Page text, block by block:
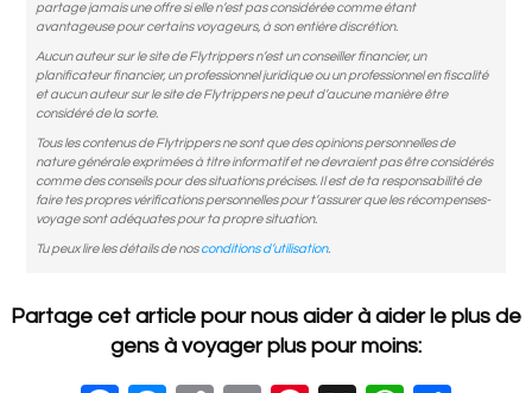
partage jamais une offre si elle n’est pas considérée comme étant
avantageuse pour certains voyageurs, à son entière discrétion.
Aucun auteur sur le site de Flytrippers n’est un conseiller financier, un
planificateur financier, un professionnel juridique ou un professionnel en fiscalité
et aucun auteur sur le site de Flytrippers ne peut d’aucune manière être
considéré de la sorte.
Tous les contenus de Flytrippers ne sont que des opinions personnelles de
nature générale exprimées à titre informatif et ne devraient pas être considérés
comme des conseils pour des situations précises. Il est de ta responsabilité de
faire tes propres vérifications personnelles pour t’assurer que les récompenses-
voyage sont adéquates pour ta propre situation.
Tu peux lire les détails de nosconditions d’utilisation.
Partage cet article pour nous aider à aider le plus de
gens à voyager plus pour moins: